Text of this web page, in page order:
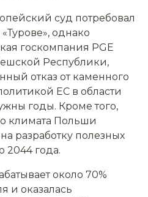
суд потребовал
однако
госкомпания PGE
Республики,
отказ от каменного
ЕС в области
годы. Кроме того,
климата Польши
разработку полезных
2044 года.
около 70%
и оказалась